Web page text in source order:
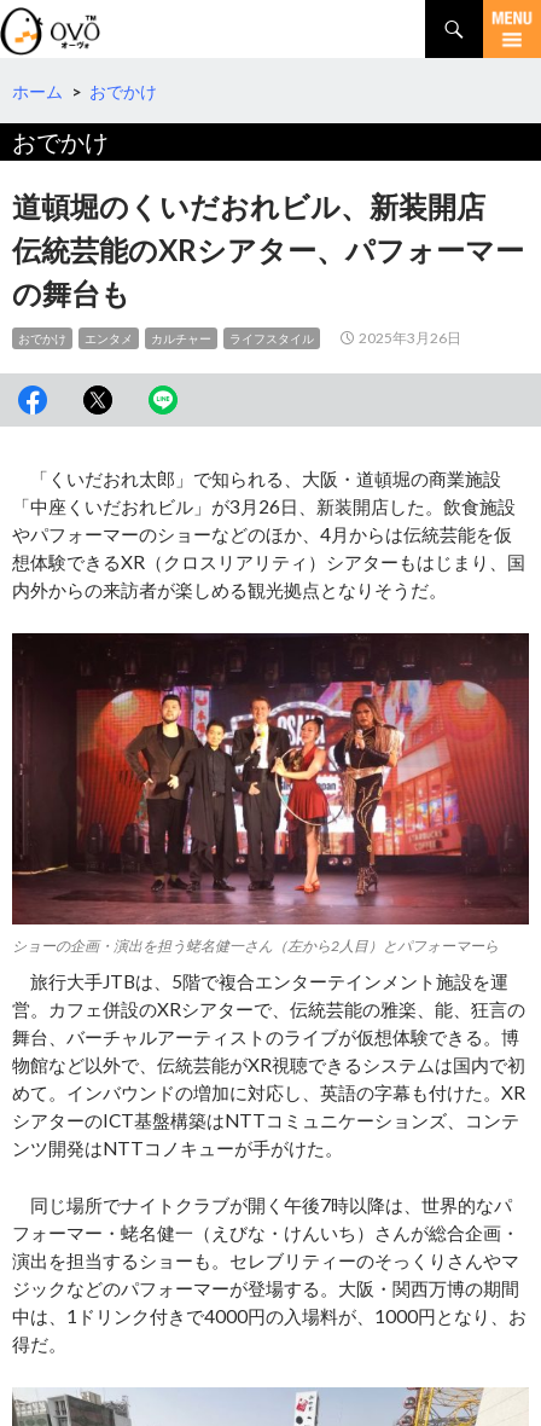
検
索
コ
テ
ツ
へ
移
動
ホーム > おでかけ
おでかけ
道頓堀のくいだおれビル、新装開店
伝統芸能のXRシアター、パフォーマー
の舞台も
おでかけ エンタメ カルチャー ライフスタイル 2025年3月26日
「くいだおれ太郎」で知られる、大阪・道頓堀の商業施設
「中座くいだおれビル」が3月26日、新装開店した。飲食施設
やパフォーマーのショーなどのほか、4月からは伝統芸能を仮
想体験できるXR（クロスリアリティ）シアターもはじまり、国
内外からの来訪者が楽しめる観光拠点となりそうだ。
ショーの企画・演出を担う蛯名健一さん（左から2人目）とパフォーマーら
旅行大手JTBは、5階で複合エンターテインメント施設を運
営。カフェ併設のXRシアターで、伝統芸能の雅楽、能、狂言の
舞台、バーチャルアーティストのライブが仮想体験できる。博
物館など以外で、伝統芸能がXR視聴できるシステムは国内で初
めて。インバウンドの増加に対応し、英語の字幕も付けた。XR
シアターのICT基盤構築はNTTコミュニケーションズ、コンテ
ンツ開発はNTTコノキューが手がけた。
同じ場所でナイトクラブが開く午後7時以降は、世界的なパ
フォーマー・蛯名健一（えびな・けんいち）さんが総合企画・
演出を担当するショーも。セレブリティーのそっくりさんやマ
ジックなどのパフォーマーが登場する。大阪・関西万博の期間
中は、1ドリンク付きで4000円の入場料が、1000円となり、お
得だ。